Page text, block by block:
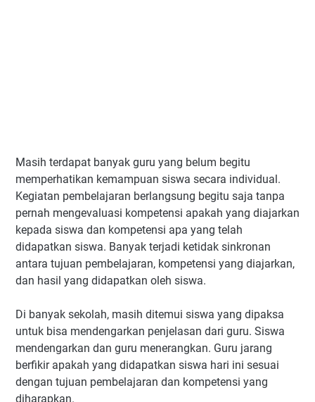
Masih terdapat banyak guru yang belum begitu
memperhatikan kemampuan siswa secara individual.
Kegiatan pembelajaran berlangsung begitu saja tanpa
pernah mengevaluasi kompetensi apakah yang diajarkan
kepada siswa dan kompetensi apa yang telah
didapatkan siswa. Banyak terjadi ketidak sinkronan
antara tujuan pembelajaran, kompetensi yang diajarkan,
dan hasil yang didapatkan oleh siswa.
Di banyak sekolah, masih ditemui siswa yang dipaksa
untuk bisa mendengarkan penjelasan dari guru. Siswa
mendengarkan dan guru menerangkan. Guru jarang
berfikir apakah yang didapatkan siswa hari ini sesuai
dengan tujuan pembelajaran dan kompetensi yang
diharapkan.